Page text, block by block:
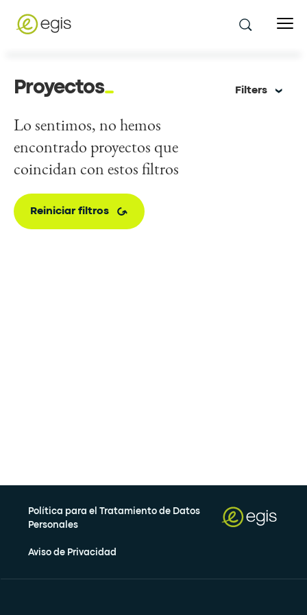
Proyectos Filters
Lo sentimos, no hemos
encontrado proyectos que
coincidan con estos filtros
Reiniciar filtros
Política para el Tratamiento de Datos
Personales
Aviso de Privacidad